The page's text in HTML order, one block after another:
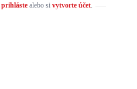
prihlástealebo si vytvorte účet.